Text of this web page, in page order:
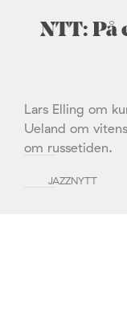
NTT: På
Lars Elling om
Ueland om
om russetiden.
JAZZNYTT